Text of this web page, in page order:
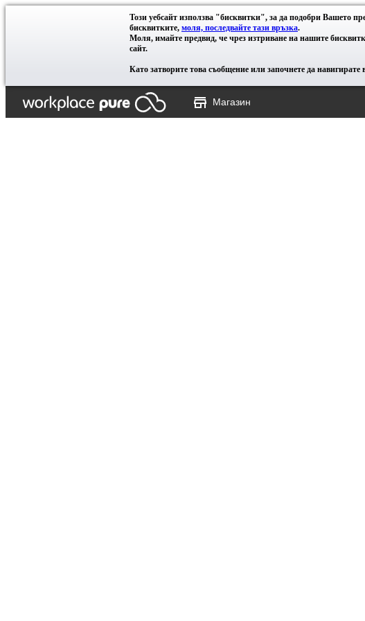
Този уебсайт използва "бисквитки", за да подобри Вашето
бисквитките, моля, последвайте тази връзка.
Моля, имайте предвид, че чрез изтриване на нашите
сайт.
Като затворите това съобщение или започнете да навигирате
Магазин